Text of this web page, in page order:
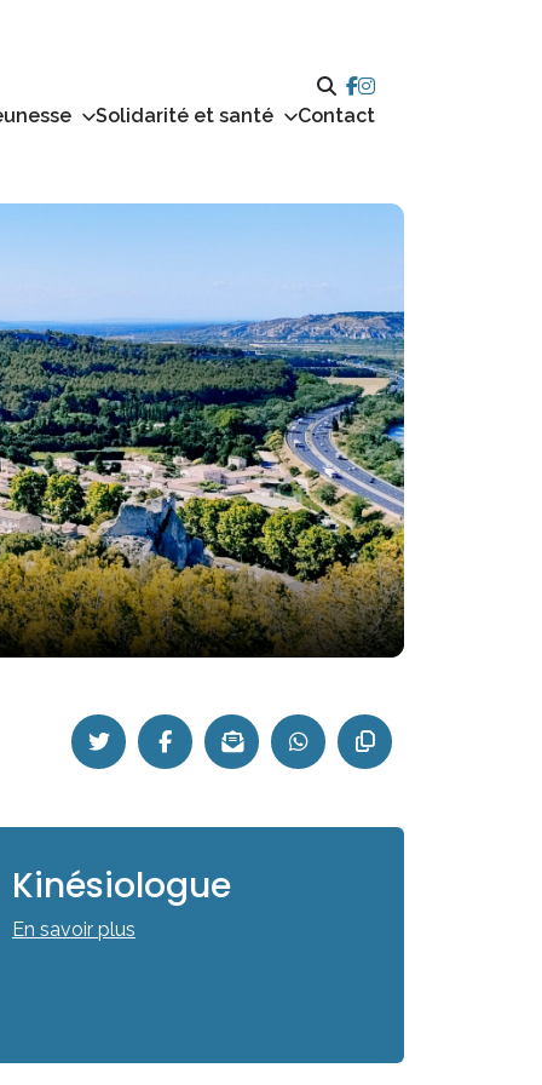
Solidarité et santé Contact
Kinésiologue
En savoir plus